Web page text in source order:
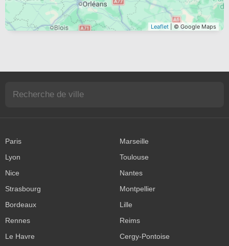
Leaflet | © Google Maps
Paris
Marseille
Lyon
Toulouse
Nice
Nantes
Strasbourg
Montpellier
Bordeaux
Lille
Rennes
Reims
Le Havre
Cergy-Pontoise